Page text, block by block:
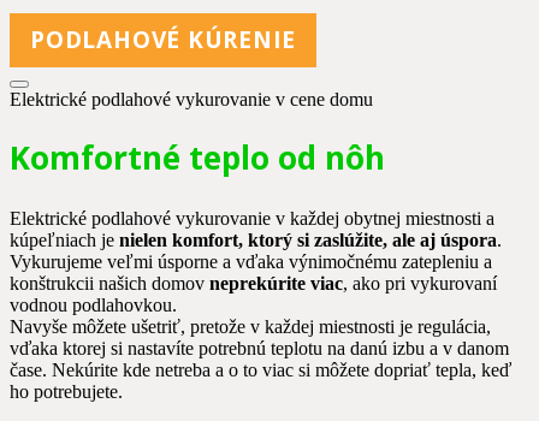
PODLAHOVÉ KÚRENIE
Elektrické podlahové vykurovanie v cene domu
Komfortné teplo od nôh
Elektrické podlahové vykurovanie v každej obytnej miestnosti a
kúpeľniach je nielen komfort, ktorý si zaslúžite, ale aj úspora.
Vykurujeme veľmi úsporne a vďaka výnimočnému zatepleniu a
konštrukcii našich domov neprekúrite viac, ako pri vykurovaní
vodnou podlahovkou.
Navyše môžete ušetriť, pretože v každej miestnosti je regulácia,
vďaka ktorej si nastavíte potrebnú teplotu na danú izbu a v danom
čase. Nekúrite kde netreba a o to viac si môžete dopriať tepla, keď
ho potrebujete.